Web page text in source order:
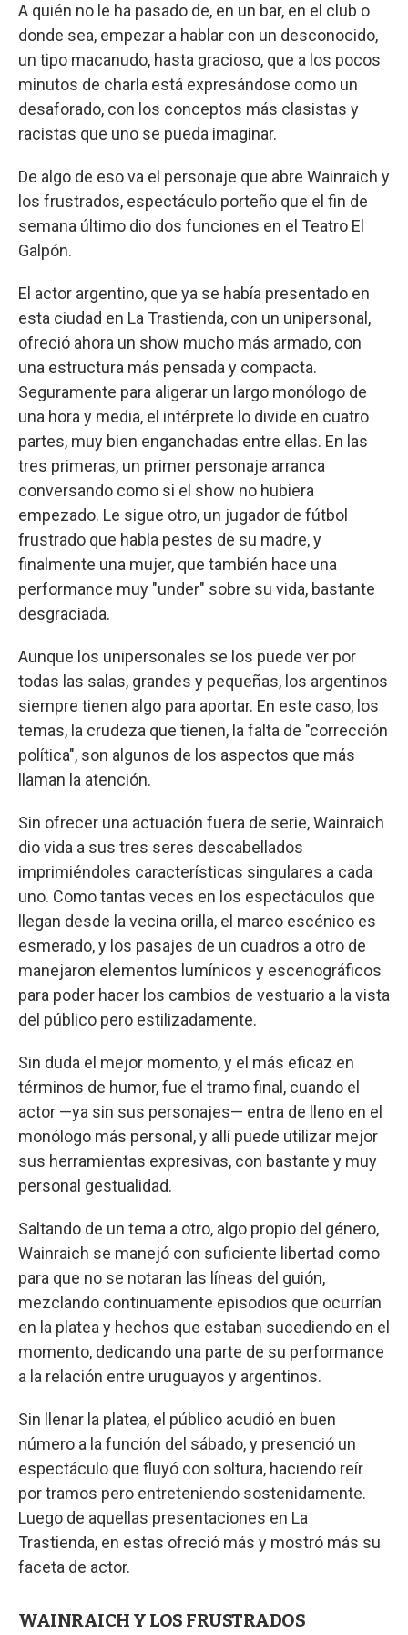
A quién no le ha pasado de, en un bar, en el club o
donde sea, empezar a hablar con un desconocido,
un tipo macanudo, hasta gracioso, que a los pocos
minutos de charla está expresándose como un
desaforado, con los conceptos más clasistas y
racistas que uno se pueda imaginar.
De algo de eso va el personaje que abre Wainraich y
los frustrados, espectáculo porteño que el fin de
semana último dio dos funciones en el Teatro El
Galpón.
El actor argentino, que ya se había presentado en
esta ciudad en La Trastienda, con un unipersonal,
ofreció ahora un show mucho más armado, con
una estructura más pensada y compacta.
Seguramente para aligerar un largo monólogo de
una hora y media, el intérprete lo divide en cuatro
partes, muy bien enganchadas entre ellas. En las
tres primeras, un primer personaje arranca
conversando como si el show no hubiera
empezado. Le sigue otro, un jugador de fútbol
frustrado que habla pestes de su madre, y
finalmente una mujer, que también hace una
performance muy "under" sobre su vida, bastante
desgraciada.
Aunque los unipersonales se los puede ver por
todas las salas, grandes y pequeñas, los argentinos
siempre tienen algo para aportar. En este caso, los
temas, la crudeza que tienen, la falta de "corrección
política", son algunos de los aspectos que más
llaman la atención.
Sin ofrecer una actuación fuera de serie, Wainraich
dio vida a sus tres seres descabellados
imprimiéndoles características singulares a cada
uno. Como tantas veces en los espectáculos que
llegan desde la vecina orilla, el marco escénico es
esmerado, y los pasajes de un cuadros a otro de
manejaron elementos lumínicos y escenográficos
para poder hacer los cambios de vestuario a la vista
del público pero estilizadamente.
Sin duda el mejor momento, y el más eficaz en
términos de humor, fue el tramo final, cuando el
actor —ya sin sus personajes— entra de lleno en el
monólogo más personal, y allí puede utilizar mejor
sus herramientas expresivas, con bastante y muy
personal gestualidad.
Saltando de un tema a otro, algo propio del género,
Wainraich se manejó con suficiente libertad como
para que no se notaran las líneas del guión,
mezclando continuamente episodios que ocurrían
en la platea y hechos que estaban sucediendo en el
momento, dedicando una parte de su performance
a la relación entre uruguayos y argentinos.
Sin llenar la platea, el público acudió en buen
número a la función del sábado, y presenció un
espectáculo que fluyó con soltura, haciendo reír
por tramos pero entreteniendo sostenidamente.
Luego de aquellas presentaciones en La
Trastienda, en estas ofreció más y mostró más su
faceta de actor.
WAINRAICH Y LOS FRUSTRADOS